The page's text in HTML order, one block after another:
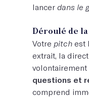
lancer dans le
Déroulé de
Votre pitch est
extrait, la
volontairement
questions et
comprend